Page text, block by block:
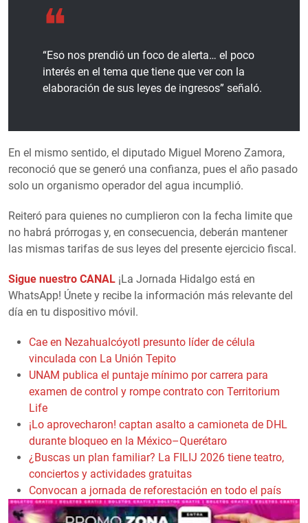
“Eso nos prendió un foco de alerta… el poco
interés en el tema que tiene que ver con la
elaboración de sus leyes de ingresos” señaló.
En el mismo sentido, el diputado Miguel Moreno Zamora,
reconoció que se generó una confianza, pues el año pasado
solo un organismo operador del agua incumplió.
Reiteró para quienes no cumplieron con la fecha limite que
no habrá prórrogas y, en consecuencia, deberán mantener
las mismas tarifas de sus leyes del presente ejercicio fiscal.
Sigue nuestro CANAL ¡La Jornada Hidalgo está en
WhatsApp! Únete y recibe la información más relevante del
día en tu dispositivo móvil.
Cae en Nezahualcóyotl presunto líder de célula
vinculada con La Unión Tepito
UNAM publica el puntaje mínimo por carrera para
examen de control y rompe contrato con Territorium
Life
¡Lo aprovecharon! captan asalto a camioneta de DHL
durante bloqueo en la México–Querétaro
¿Buscas un plan familiar? La FILIJ 2026 tiene teatro,
conciertos y actividades gratuitas
Convocan a jornada de reforestación en todo el país